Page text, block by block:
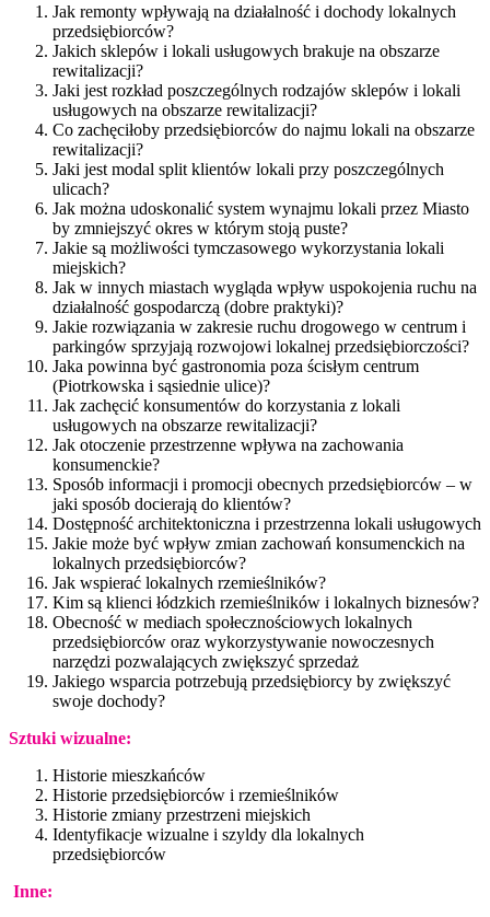
Jak remonty wpływają na działalność i dochody lokalnych
przedsiębiorców?
Jakich sklepów i lokali usługowych brakuje na obszarze
rewitalizacji?
Jaki jest rozkład poszczególnych rodzajów sklepów i lokali
usługowych na obszarze rewitalizacji?
Co zachęciłoby przedsiębiorców do najmu lokali na obszarze
rewitalizacji?
Jaki jest modal split klientów lokali przy poszczególnych
ulicach?
Jak można udoskonalić system wynajmu lokali przez Miasto
by zmniejszyć okres w którym stoją puste?
Jakie są możliwości tymczasowego wykorzystania lokali
miejskich?
Jak w innych miastach wygląda wpływ uspokojenia ruchu na
działalność gospodarczą (dobre praktyki)?
Jakie rozwiązania w zakresie ruchu drogowego w centrum i
parkingów sprzyjają rozwojowi lokalnej przedsiębiorczości?
Jaka powinna być gastronomia poza ścisłym centrum
(Piotrkowska i sąsiednie ulice)?
Jak zachęcić konsumentów do korzystania z lokali
usługowych na obszarze rewitalizacji?
Jak otoczenie przestrzenne wpływa na zachowania
konsumenckie?
Sposób informacji i promocji obecnych przedsiębiorców – w
jaki sposób docierają do klientów?
Dostępność architektoniczna i przestrzenna lokali usługowych
Jakie może być wpływ zmian zachowań konsumenckich na
lokalnych przedsiębiorców?
Jak wspierać lokalnych rzemieślników?
Kim są klienci łódzkich rzemieślników i lokalnych biznesów?
Obecność w mediach społecznościowych lokalnych
przedsiębiorców oraz wykorzystywanie nowoczesnych
narzędzi pozwalających zwiększyć sprzedaż
Jakiego wsparcia potrzebują przedsiębiorcy by zwiększyć
swoje dochody?
Sztuki wizualne:
Historie mieszkańców
Historie przedsiębiorców i rzemieślników
Historie zmiany przestrzeni miejskich
Identyfikacje wizualne i szyldy dla lokalnych
przedsiębiorców
Inne: